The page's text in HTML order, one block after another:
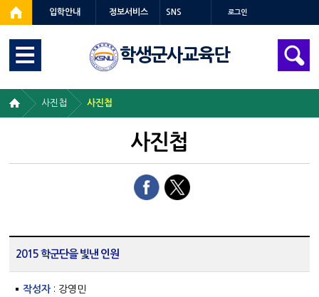
입학안내 정보서비스 SNS 로그인
학생군사교육단
사진첩 사진첩
사진첩
2015 학군단을 빛낸 인원
작성자: 강영민